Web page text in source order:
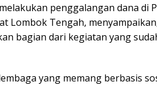
penggalangan dana di
Lombok Tengah,
bagian dari kegiatan yang
yang memang berbasis